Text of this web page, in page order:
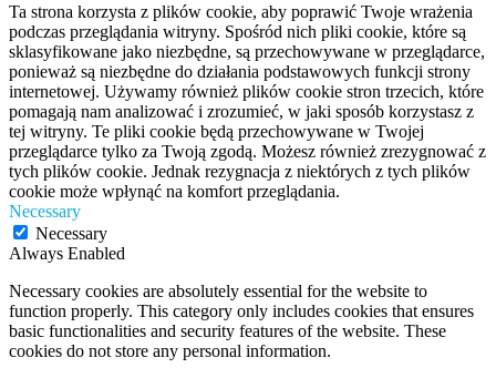
Ta strona korzysta z plików cookie, aby poprawić Twoje wrażenia
podczas przeglądania witryny. Spośród nich pliki cookie, które są
sklasyfikowane jako niezbędne, są przechowywane w przeglądarce,
ponieważ są niezbędne do działania podstawowych funkcji strony
internetowej. Używamy również plików cookie stron trzecich, które
pomagają nam analizować i zrozumieć, w jaki sposób korzystasz z
tej witryny. Te pliki cookie będą przechowywane w Twojej
przeglądarce tylko za Twoją zgodą. Możesz również zrezygnować z
tych plików cookie. Jednak rezygnacja z niektórych z tych plików
cookie może wpłynąć na komfort przeglądania.
Necessary
Necessary
Always Enabled
Necessary cookies are absolutely essential for the website to
function properly. This category only includes cookies that ensures
basic functionalities and security features of the website. These
cookies do not store any personal information.